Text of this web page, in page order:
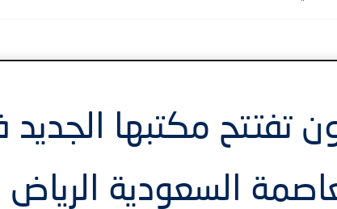
تفتتح مكتبها
السعودية الرياض